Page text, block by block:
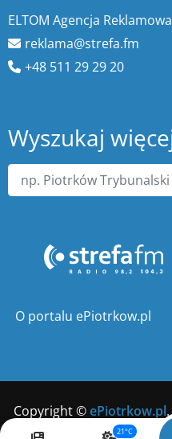
ELTOM Agencja Reklamowa
reklama@strefa.fm
+48 511 29 29 20
Wyszukaj
O portalu ePiotrkow.pl
Copyright ©ePiotrkow.pl
21°C